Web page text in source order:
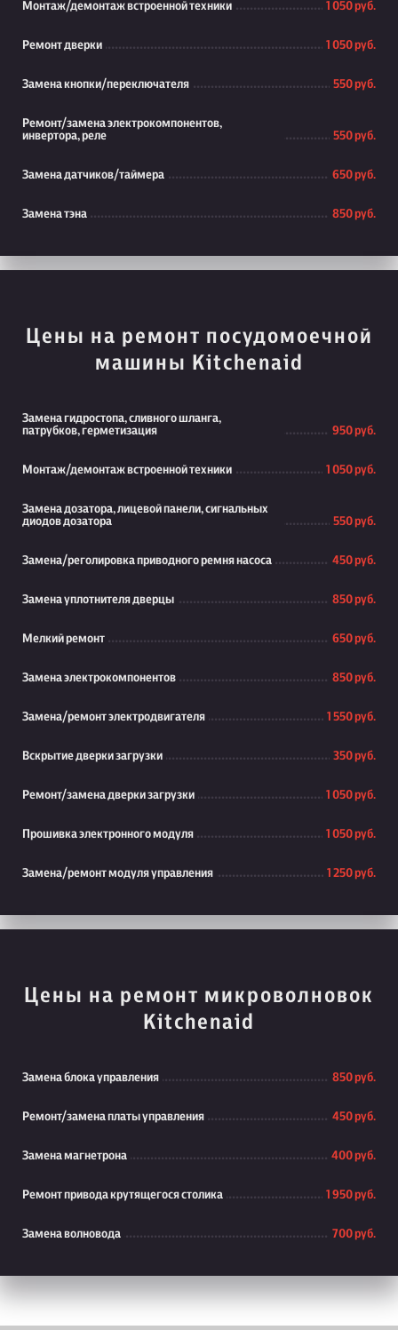
Монтаж/демонтаж встроенной техники 1 050 руб.
Ремонт дверки 1 050 руб.
Замена кнопки/переключателя 550 руб.
Ремонт/замена электрокомпонентов,
инвертора, реле
550 руб.
Замена датчиков/таймера 650 руб.
Замена тэна 850 руб.
Цены на ремонт посудомоечной
машины Kitchenaid
Замена гидростопа, сливного шланга,
патрубков, герметизация
950 руб.
Монтаж/демонтаж встроенной техники 1 050 руб.
Замена дозатора, лицевой панели, сигнальных
диодов дозатора
550 руб.
Замена/реголировка приводного ремня насоса 450 руб.
Замена уплотнителя дверцы 850 руб.
Мелкий ремонт 650 руб.
Замена электрокомпонентов 850 руб.
Замена/ремонт электродвигателя 1 550 руб.
Вскрытие дверки загрузки 350 руб.
Ремонт/замена дверки загрузки 1 050 руб.
Прошивка электронного модуля 1 050 руб.
Замена/ремонт модуля управления 1 250 руб.
Цены на ремонт микроволновок
Kitchenaid
Замена блока управления 850 руб.
Ремонт/замена платы управления 450 руб.
Замена магнетрона 400 руб.
Ремонт привода крутящегося столика 1 950 руб.
Замена волновода 700 руб.